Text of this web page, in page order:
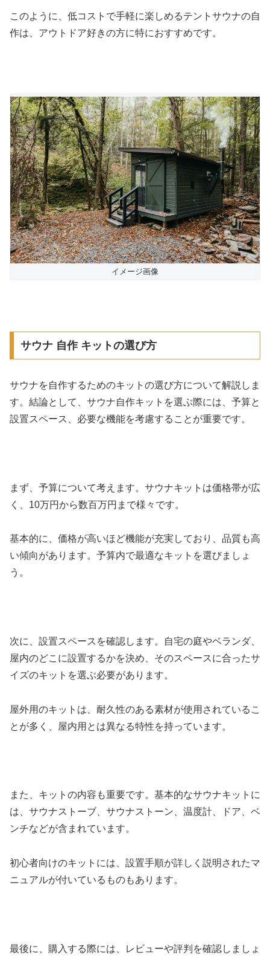
このように、低コストで手軽に楽しめるテントサウナの自
作は、アウトドア好きの方に特におすすめです。
イメージ画像
サウナ 自作 キットの選び方
サウナを自作するためのキットの選び方について解説しま
す。結論として、サウナ自作キットを選ぶ際には、予算と
設置スペース、必要な機能を考慮することが重要です。
まず、予算について考えます。サウナキットは価格帯が広
く、10万円から数百万円まで様々です。
基本的に、価格が高いほど機能が充実しており、品質も高
い傾向があります。予算内で最適なキットを選びましょ
う。
次に、設置スペースを確認します。自宅の庭やベランダ、
屋内のどこに設置するかを決め、そのスペースに合ったサ
イズのキットを選ぶ必要があります。
屋外用のキットは、耐久性のある素材が使用されているこ
とが多く、屋内用とは異なる特性を持っています。
また、キットの内容も重要です。基本的なサウナキットに
は、サウナストーブ、サウナストーン、温度計、ドア、ベ
ンチなどが含まれています。
初心者向けのキットには、設置手順が詳しく説明されたマ
ニュアルが付いているものもあります。
最後に、購入する際には、レビューや評判を確認しましょ